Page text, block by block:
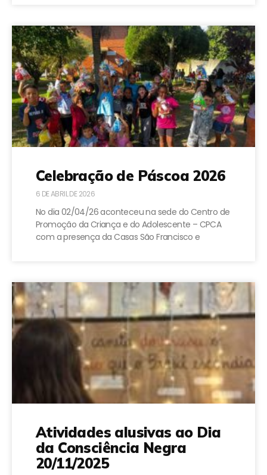
Celebração de Páscoa 2026
6 DE ABRIL DE 2026
No dia 02/04/26 aconteceu na sede do Centro de
Promoção da Criança e do Adolescente – CPCA
com a presença da Casas São Francisco e
Atividades alusivas ao Dia
da Consciência Negra
20/11/2025